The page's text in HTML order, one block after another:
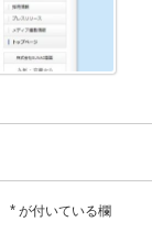
* が付いている欄